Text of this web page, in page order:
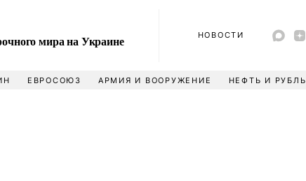
мира на Украине НОВОСТИ
ЕВРОСОЮЗ АРМИЯ И ВООРУЖЕНИЕ НЕФТЬ И РУБЛЬ